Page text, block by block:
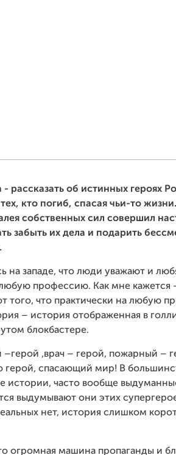
- рассказать об истинных героях
кто погиб, спасая чьи-то
собственных сил совершил
забыть их дела и подарить
на западе, что люди уважают и
профессию. Как мне кажется
того, что практически на любую
– история отображенная в
блокбастере.
–герой ,врач – герой, пожарный –
герой, спасающий мир! В
истории, часто вообще
выдумывают они этих
нет, история слишком
огромная машина пропаганды и